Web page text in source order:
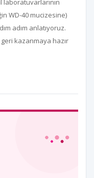
WD-40 mucizesine)
adım anlatıyoruz.
geri kazanmaya hazır